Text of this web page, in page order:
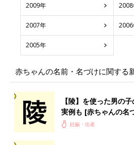
2009年 2008
2007年 2006
2005年
赤ちゃんの名前・名づけに関する
【陵】を使った男の
実例も [赤ちゃんの名
妊娠・出産